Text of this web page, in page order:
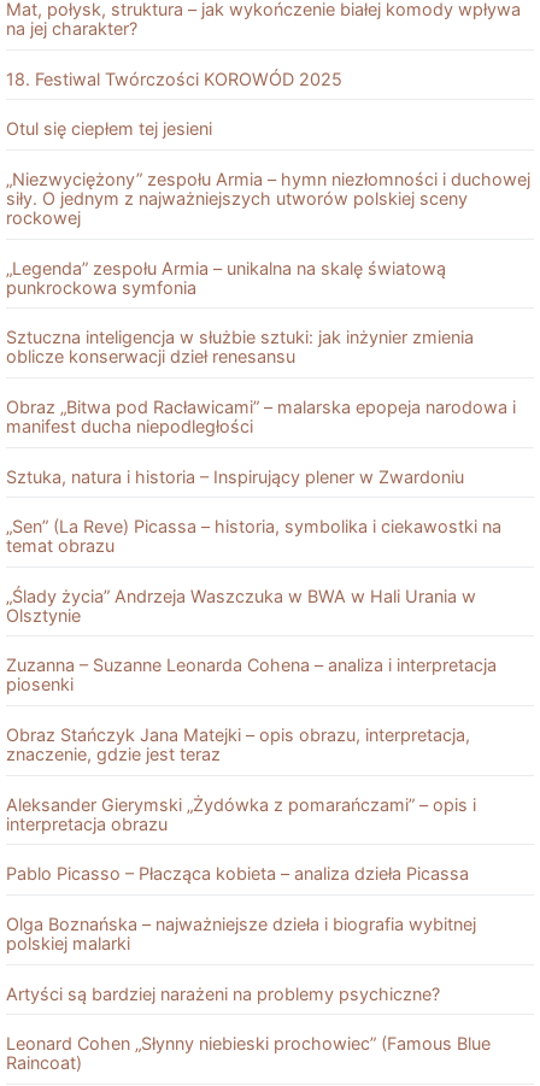
Mat, połysk, struktura – jak wykończenie białej komody wpływa
na jej charakter?
18. Festiwal Twórczości KOROWÓD 2025
Otul się ciepłem tej jesieni
„Niezwyciężony” zespołu Armia – hymn niezłomności i duchowej
siły. O jednym z najważniejszych utworów polskiej sceny
rockowej
„Legenda” zespołu Armia – unikalna na skalę światową
punkrockowa symfonia
Sztuczna inteligencja w służbie sztuki: jak inżynier zmienia
oblicze konserwacji dzieł renesansu
Obraz „Bitwa pod Racławicami” – malarska epopeja narodowa i
manifest ducha niepodległości
Sztuka, natura i historia – Inspirujący plener w Zwardoniu
„Sen” (La Reve) Picassa – historia, symbolika i ciekawostki na
temat obrazu
„Ślady życia” Andrzeja Waszczuka w BWA w Hali Urania w
Olsztynie
Zuzanna – Suzanne Leonarda Cohena – analiza i interpretacja
piosenki
Obraz Stańczyk Jana Matejki – opis obrazu, interpretacja,
znaczenie, gdzie jest teraz
Aleksander Gierymski „Żydówka z pomarańczami” – opis i
interpretacja obrazu
Pablo Picasso – Płacząca kobieta – analiza dzieła Picassa
Olga Boznańska – najważniejsze dzieła i biografia wybitnej
polskiej malarki
Artyści są bardziej narażeni na problemy psychiczne?
Leonard Cohen „Słynny niebieski prochowiec” (Famous Blue
Raincoat)